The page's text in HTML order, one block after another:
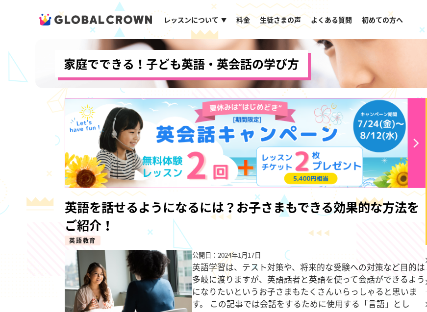
レッスンについて ▼ 料金 生徒さまの声 よくある質問 初めての方へ
家庭でできる！子ども英語・英会話の学び方
英語を話せるようになるには？お子さまもできる効果的な方法を
ご紹介！
英語教育
公開日：2024年1月17日
英語学習は、テスト対策や、将来的な受験への対策など目的は
多岐に渡りますが、英語話者と英語を使って会話ができるよう
になりたいというお子さまもたくさんいらっしゃると思いま
す。 この記事では会話をするために使用する「言語」とし